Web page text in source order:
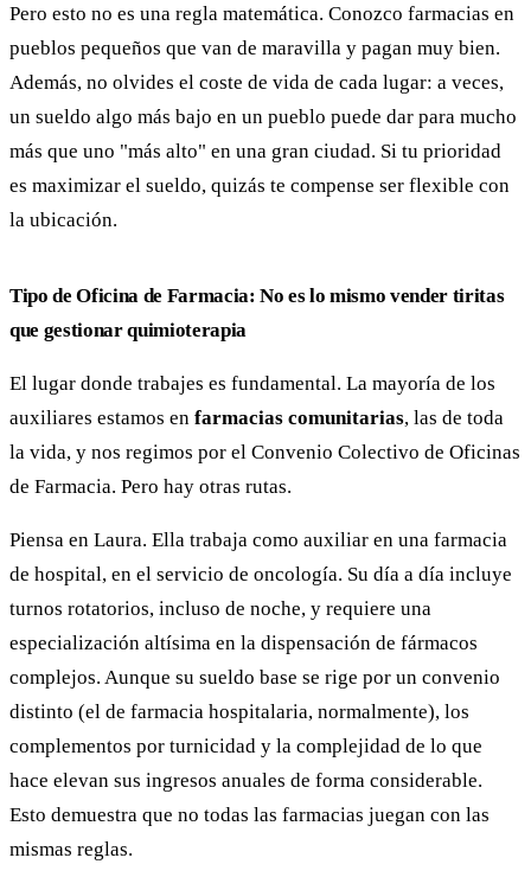
Pero esto no es una regla matemática. Conozco farmacias en
pueblos pequeños que van de maravilla y pagan muy bien.
Además, no olvides el coste de vida de cada lugar: a veces,
un sueldo algo más bajo en un pueblo puede dar para mucho
más que uno "más alto" en una gran ciudad. Si tu prioridad
es maximizar el sueldo, quizás te compense ser flexible con
la ubicación.
Tipo de Oficina de Farmacia: No es lo mismo vender tiritas
que gestionar quimioterapia
El lugar donde trabajes es fundamental. La mayoría de los
auxiliares estamos en farmacias comunitarias, las de toda
la vida, y nos regimos por el Convenio Colectivo de Oficinas
de Farmacia. Pero hay otras rutas.
Piensa en Laura. Ella trabaja como auxiliar en una farmacia
de hospital, en el servicio de oncología. Su día a día incluye
turnos rotatorios, incluso de noche, y requiere una
especialización altísima en la dispensación de fármacos
complejos. Aunque su sueldo base se rige por un convenio
distinto (el de farmacia hospitalaria, normalmente), los
complementos por turnicidad y la complejidad de lo que
hace elevan sus ingresos anuales de forma considerable.
Esto demuestra que no todas las farmacias juegan con las
mismas reglas.